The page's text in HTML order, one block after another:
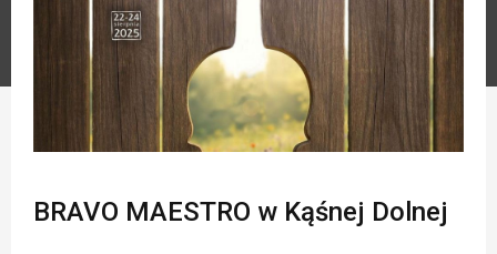
BRAVO MAESTRO w Kąśnej Dolnej